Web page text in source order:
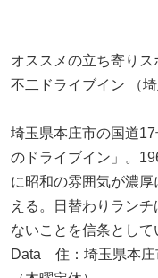
オススメの立ち寄りス
不二ドライブイン （埼
埼玉県本庄市の国道
のドライブイン」。
に昭和の雰囲気が濃
える。日替わりラン
ないことを信条として
Data 住：埼玉県本